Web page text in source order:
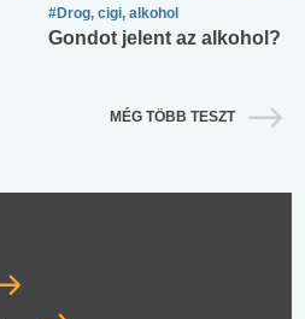
#Drog, cigi, alkohol
Gondot jelent az alkohol?
MÉG TÖBB TESZT